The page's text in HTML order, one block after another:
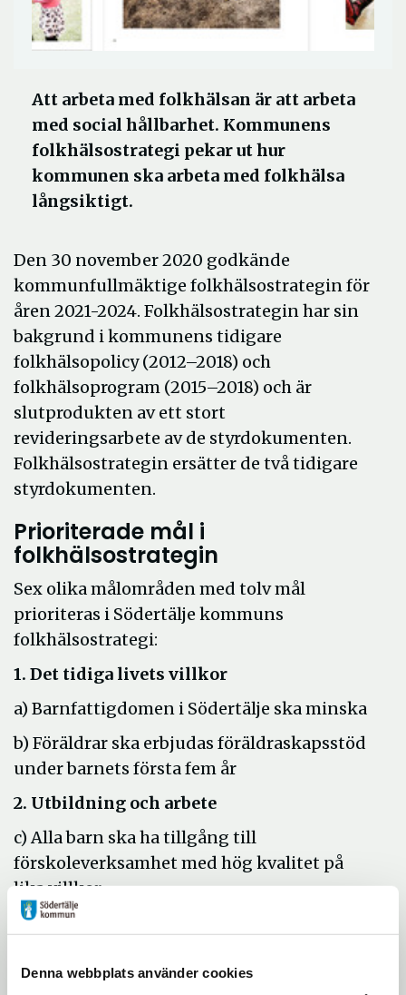
Denna webbplats använder cookies
Att arbeta med folkhälsan är att arbeta
med social hållbarhet. Kommunens
folkhälsostrategi pekar ut hur
kommunen ska arbeta med folkhälsa
långsiktigt.
Den 30 november 2020 godkände
kommunfullmäktige folkhälsostrategin för
åren 2021-2024. Folkhälsostrategin har sin
bakgrund i kommunens tidigare
folkhälsopolicy (2012–2018) och
folkhälsoprogram (2015–2018) och är
slutprodukten av ett stort
revideringsarbete av de styrdokumenten.
Folkhälsostrategin ersätter de två tidigare
styrdokumenten.
Prioriterade mål i
folkhälsostrategin
Sex olika målområden med tolv mål
prioriteras i Södertälje kommuns
folkhälsostrategi:
1. Det tidiga livets villkor
a) Barnfattigdomen i Södertälje ska minska
b) Föräldrar ska erbjudas föräldraskapsstöd
under barnets första fem år
2. Utbildning och arbete
c) Alla barn ska ha tillgång till
förskoleverksamhet med hög kvalitet på
lika villkor
d) Den hälsofrämjande och trygga
e) Sysselsättningen bland kommunens